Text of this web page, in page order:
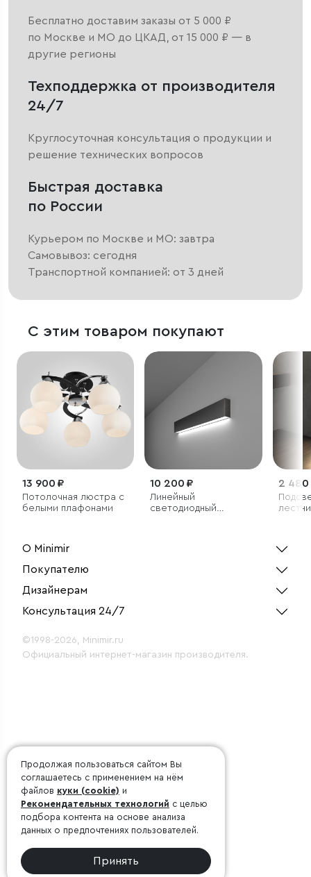
Бесплатно доставим заказы от 5 000 ₽
по Москве и МО до ЦКАД, от 15 000 ₽ — в
другие регионы
Техподдержка от производителя
24/7
Круглосуточная консультация о продукции и
решение технических вопросов
Быстрая доставка
по России
Курьером по Москве и МО: завтра
Самовывоз: сегодня
Транспортной компанией: от 3 дней
С этим товаром покупают
13 900 ₽
Потолочная люстра с
белыми плафонами
10 200 ₽
Линейный
светодиодный
2 480
О Minimir
Покупателю
Дизайнерам
Консультация 24/7
©1998-2026, Minimir.ru
Официальный интернет-магазин производителя.
Продолжая пользоваться сайтом Вы
соглашаетесь с применением на нём
файлов куки (cookie) и
Рекомендательных технологий с целью
подбора контента на основе анализа
данных о предпочтениях пользователей.
Принять